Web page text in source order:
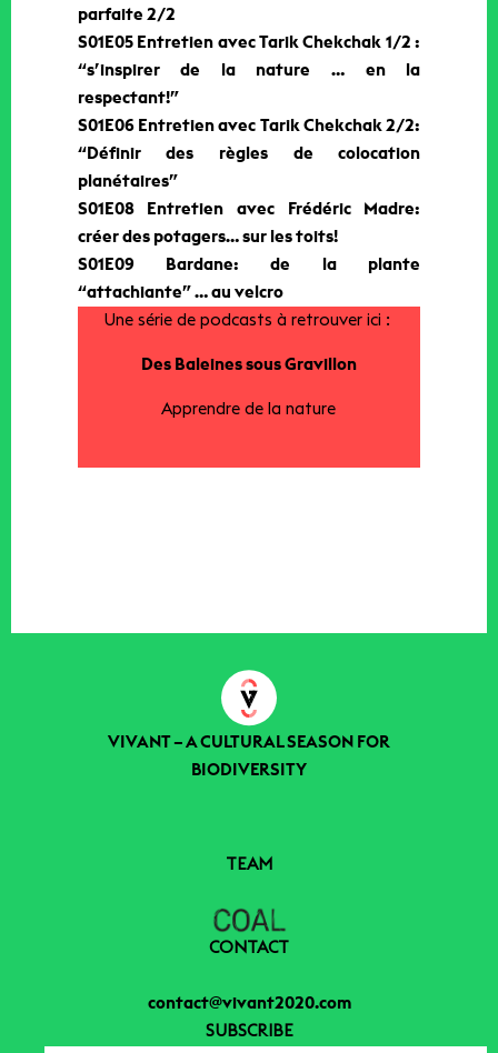
parfaite 2/2
S01E05 Entretien avec Tarik Chekchak 1/2 :
“s’inspirer de la nature … en la
respectant!”
S01E06 Entretien avec Tarik Chekchak 2/2:
“Définir des règles de colocation
planétaires”
S01E08 Entretien avec Frédéric Madre:
créer des potagers… sur les toits!
S01E09 Bardane: de la plante
“attachiante” … au velcro
Une série de podcasts à retrouver ici :
Des Baleines sous Gravillon
Apprendre de la nature
VIVANT – A CULTURAL SEASON FOR
BIODIVERSITY
TEAM
CONTACT
contact@vivant2020.com
SUBSCRIBE